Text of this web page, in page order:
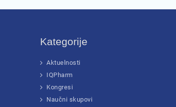
Kategorije
Aktuelnosti
IQPharm
Kongresi
Naučni skupovi